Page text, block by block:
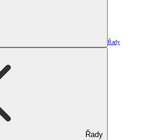
Řady
Řady